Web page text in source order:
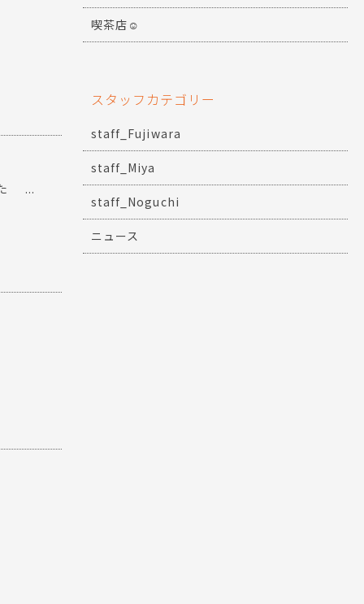
た ...
喫茶店☺
スタッフカテゴリー
staff_Fujiwara
staff_Miya
staff_Noguchi
ニュース